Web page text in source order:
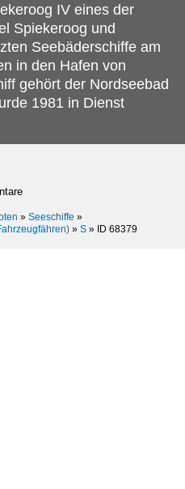
IV eines der
Spiekeroog und
Seebäderschiffe am
in den Hafen von
gehört der Nordseebad
1981 in Dienst
» Seeschiffe »
» S » ID 68379